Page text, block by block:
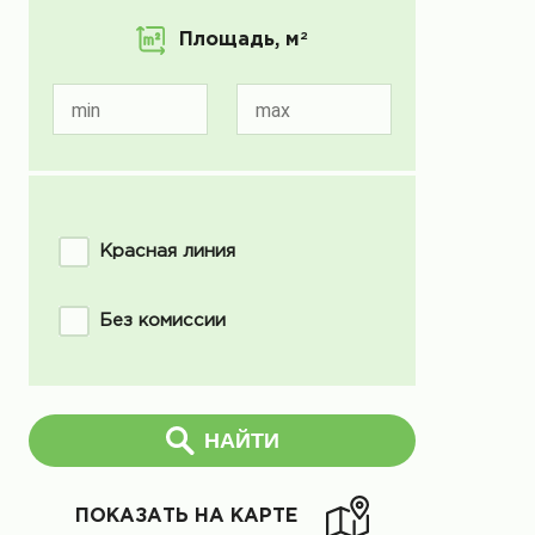
Площадь, м 2
min max
Красная линия
Без комиссии
НАЙТИ
ПОКАЗАТЬ НА КАРТЕ